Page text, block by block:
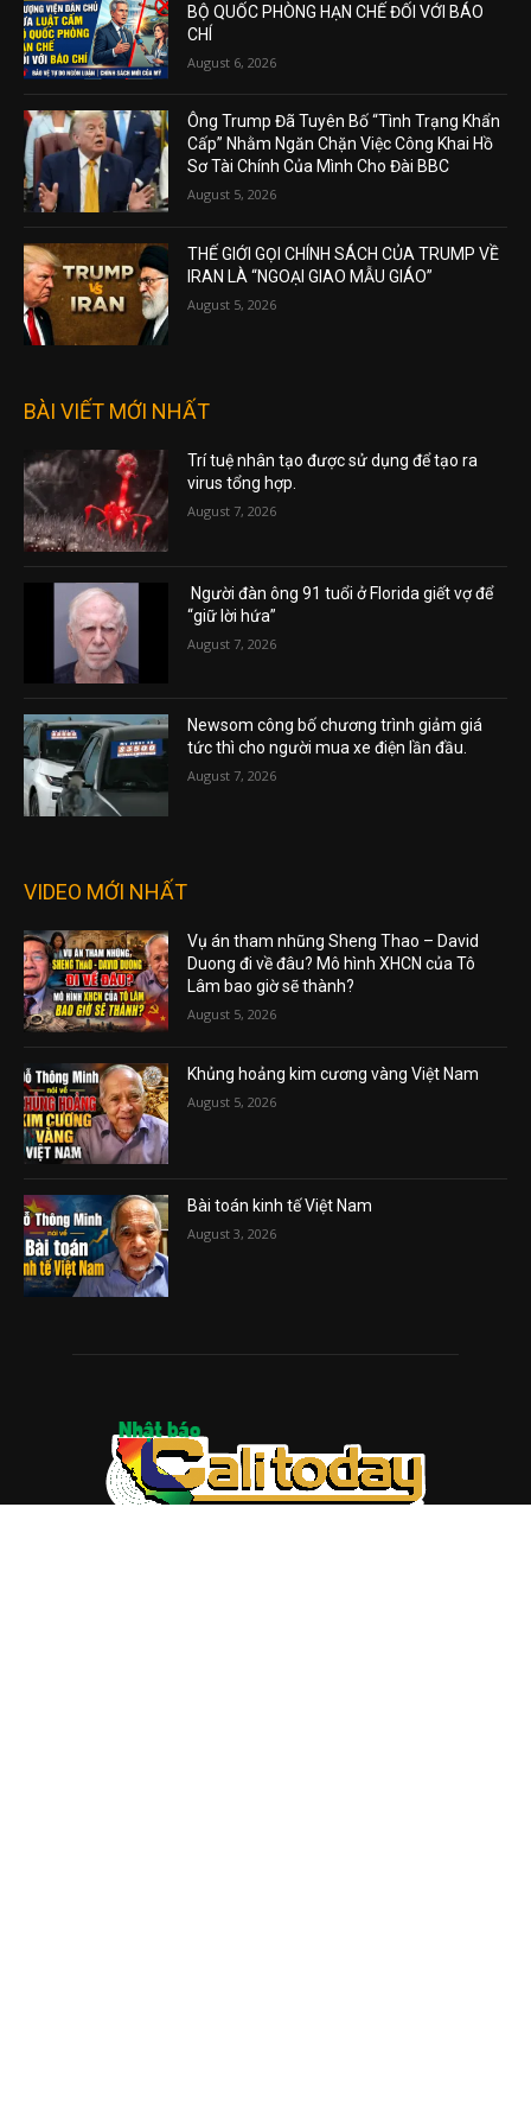
BỘ QUỐC PHÒNG HẠN CHẾ ĐỐI VỚI BÁO
CHÍ
August 6, 2026
Ông Trump Đã Tuyên Bố “Tình Trạng Khẩn
Cấp” Nhằm Ngăn Chặn Việc Công Khai Hồ
Sơ Tài Chính Của Mình Cho Đài BBC
August 5, 2026
THẾ GIỚI GỌI CHÍNH SÁCH CỦA TRUMP VỀ
IRAN LÀ “NGOẠI GIAO MẪU GIÁO”
August 5, 2026
BÀI VIẾT MỚI NHẤT
Trí tuệ nhân tạo được sử dụng để tạo ra
virus tổng hợp.
August 7, 2026
Người đàn ông 91 tuổi ở Florida giết vợ để
“giữ lời hứa”
August 7, 2026
Newsom công bố chương trình giảm giá
tức thì cho người mua xe điện lần đầu.
August 7, 2026
VIDEO MỚI NHẤT
Vụ án tham nhũng Sheng Thao – David
Duong đi về đâu? Mô hình XHCN của Tô
Lâm bao giờ sẽ thành?
August 5, 2026
Khủng hoảng kim cương vàng Việt Nam
August 5, 2026
Bài toán kinh tế Việt Nam
August 3, 2026